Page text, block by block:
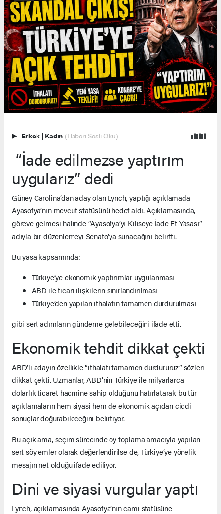
Erkek | Kadın (Haberi Sesli Oku)
“İade edilmezse yaptırım
uygularız” dedi
Güney Carolina’dan aday olan Lynch, yaptığı açıklamada
Ayasofya’nın mevcut statüsünü hedef aldı. Açıklamasında,
göreve gelmesi halinde “Ayasofya’yı Kiliseye İade Et Yasası”
adıyla bir düzenlemeyi Senato’ya sunacağını belirtti.
Bu yasa kapsamında:
Türkiye’ye ekonomik yaptırımlar uygulanması
ABD ile ticari ilişkilerin sınırlandırılması
Türkiye’den yapılan ithalatın tamamen durdurulması
gibi sert adımların gündeme gelebileceğini ifade etti.
Ekonomik tehdit dikkat çekti
ABD’li adayın özellikle “ithalatı tamamen durdururuz” sözleri
dikkat çekti. Uzmanlar, ABD’nin Türkiye ile milyarlarca
dolarlık ticaret hacmine sahip olduğunu hatırlatarak bu tür
açıklamaların hem siyasi hem de ekonomik açıdan ciddi
sonuçlar doğurabileceğini belirtiyor.
Bu açıklama, seçim sürecinde oy toplama amacıyla yapılan
sert söylemler olarak değerlendirilse de, Türkiye’ye yönelik
mesajın net olduğu ifade ediliyor.
Dini ve siyasi vurgular yaptı
Lynch, açıklamasında Ayasofya’nın cami statüsüne